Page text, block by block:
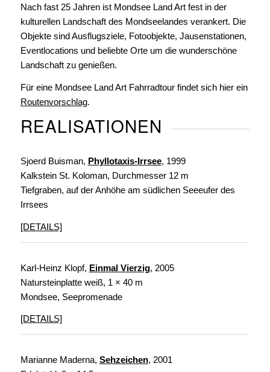
Nach fast 25 Jahren ist Mondsee Land Art fest in der
kulturellen Landschaft des Mondseelandes verankert. Die
Objekte sind Ausflugsziele, Fotoobjekte, Jausenstationen,
Eventlocations und beliebte Orte um die wunderschöne
Landschaft zu genießen.
Für eine Mondsee Land Art Fahrradtour findet sich hier ein
Routenvorschlag.
REALISATIONEN
Sjoerd Buisman, Phyllotaxis-Irrsee, 1999
Kalkstein St. Koloman, Durchmesser 12 m
Tiefgraben, auf der Anhöhe am südlichen Seeeufer des
Irrsees
[DETAILS]
Karl-Heinz Klopf, Einmal Vierzig, 2005
Natursteinplatte weiß, 1 × 40 m
Mondsee, Seepromenade
[DETAILS]
Marianne Maderna, Sehzeichen, 2001